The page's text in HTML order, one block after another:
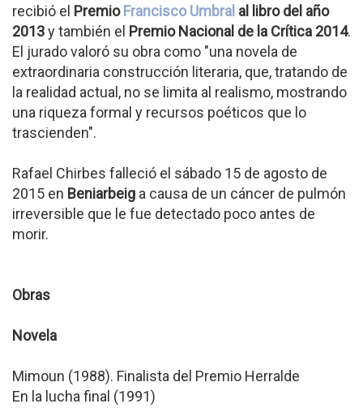
recibió el PremioFrancisco Umbral al libro del año
2013y también el Premio Nacional de la Crítica 2014.
El jurado valoró su obra como "una novela de
extraordinaria construcción literaria, que, tratando de
la realidad actual, no se limita al realismo, mostrando
una riqueza formal y recursos poéticos que lo
trascienden".
Rafael Chirbes falleció el sábado 15 de agosto de
2015 en Beniarbeig a causa de un cáncer de pulmón
irreversible que le fue detectado poco antes de
morir.
Obras
Novela
Mimoun (1988). Finalista del Premio Herralde
En la lucha final (1991)